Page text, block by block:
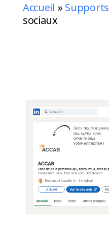
Accueil » Supports
sociaux